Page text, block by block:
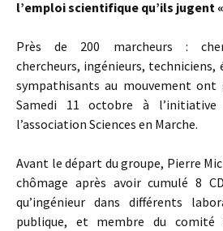
l’emploi scientifique qu’ils jugent
Près de 200 marcheurs :
chercheurs, ingénieurs, techniciens,
sympathisants au mouvement ont
Samedi 11 octobre à
l’association Sciences en Marche.
Avant le départ du groupe, Pierre
chômage après avoir cumulé 8
qu’ingénieur dans différents
publique, et membre du comité